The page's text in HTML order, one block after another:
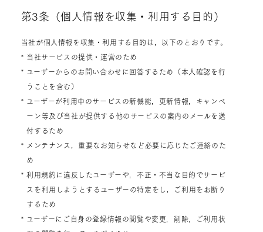
第3条（個人情報を収集・利用する目的）
当社が個人情報を収集・利用する目的は，以下のとおりです。
* 当社サービスの提供・運営のため
* ユーザーからのお問い合わせに回答するため（本人確認を行
うことを含む）
* ユーザーが利用中のサービスの新機能，更新情報，キャンペ
ーン等及び当社が提供する他のサービスの案内のメールを送
付するため
* メンテナンス，重要なお知らせなど必要に応じたご連絡のた
め
* 利用規約に違反したユーザーや，不正・不当な目的でサービ
スを利用しようとするユーザーの特定をし，ご利用をお断り
するため
* ユーザーにご自身の登録情報の閲覧や変更，削除，ご利用状